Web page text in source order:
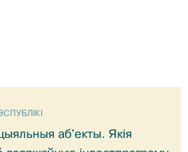
аб'екты. Якія